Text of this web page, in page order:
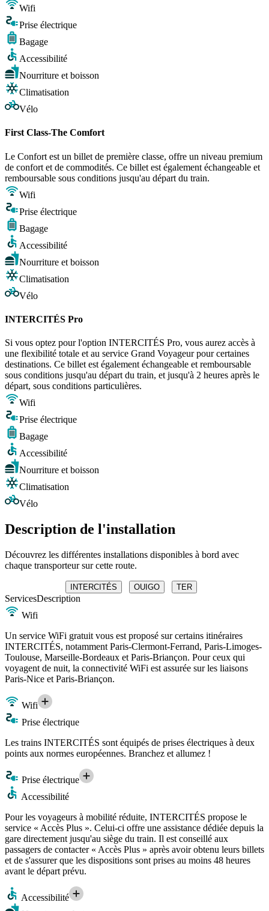
Wifi
Prise électrique
Bagage
Accessibilité
Nourriture et boisson
Climatisation
Vélo
First Class-The Comfort
Le Confort est un billet de première classe, offre un niveau premium
de confort et de commodités. Ce billet est également échangeable et
remboursable sous conditions jusqu'au départ du train.
Wifi
Prise électrique
Bagage
Accessibilité
Nourriture et boisson
Climatisation
Vélo
INTERCITÉS Pro
Si vous optez pour l'option INTERCITÉS Pro, vous aurez accès à
une flexibilité totale et au service Grand Voyageur pour certaines
destinations. Ce billet est également échangeable et remboursable
sous conditions jusqu'au départ du train, et jusqu'à 2 heures après le
départ, sous conditions particulières.
Wifi
Prise électrique
Bagage
Accessibilité
Nourriture et boisson
Climatisation
Vélo
Description de l'installation
Découvrez les différentes installations disponibles à bord avec
chaque transporteur sur cette route.
INTERCITÉS OUIGO TER
ServicesDescription
Wifi
Un service WiFi gratuit vous est proposé sur certains itinéraires
INTERCITÉS, notamment Paris-Clermont-Ferrand, Paris-Limoges-
Toulouse, Marseille-Bordeaux et Paris-Briançon. Pour ceux qui
voyagent de nuit, la connectivité WiFi est assurée sur les liaisons
Paris-Nice et Paris-Briançon.
Wifi
Prise électrique
Les trains INTERCITÉS sont équipés de prises électriques à deux
points aux normes européennes. Branchez et allumez !
Prise électrique
Accessibilité
Pour les voyageurs à mobilité réduite, INTERCITÉS propose le
service « Accès Plus ». Celui-ci offre une assistance dédiée depuis la
gare directement jusqu'au siège du train. Il est conseillé aux
passagers de contacter « Accès Plus » après avoir obtenu leurs billets
et de s'assurer que les dispositions sont prises au moins 48 heures
avant le départ prévu.
Accessibilité